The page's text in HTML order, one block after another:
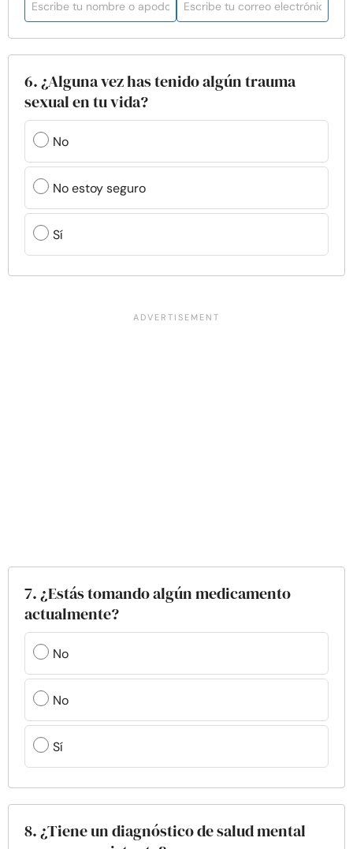
6. ¿Alguna vez has tenido algún trauma
sexual en tu vida?
No
No estoy seguro
Sí
7. ¿Estás tomando algún medicamento
actualmente?
No
No
Sí
8. ¿Tiene un diagnóstico de salud mental